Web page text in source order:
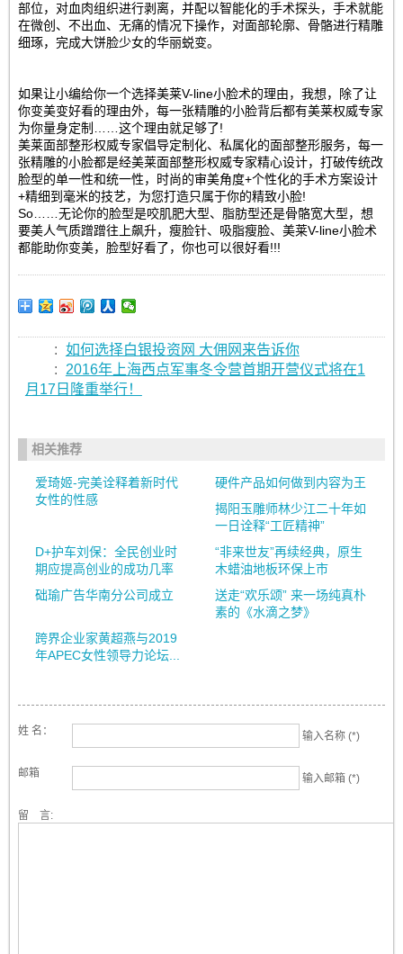
部位，对血肉组织进行剥离，并配以智能化的手术探头，手术就能
在微创、不出血、无痛的情况下操作，对面部轮廓、骨骼进行精雕
细琢，完成大饼脸少女的华丽蜕变。
如果让小编给你一个选择美莱V-line小脸术的理由，我想，除了让
你变美变好看的理由外，每一张精雕的小脸背后都有美莱权威专家
为你量身定制……这个理由就足够了!
美莱面部整形权威专家倡导定制化、私属化的面部整形服务，每一
张精雕的小脸都是经美莱面部整形权威专家精心设计，打破传统改
脸型的单一性和统一性，时尚的审美角度+个性化的手术方案设计
+精细到毫米的技艺，为您打造只属于你的精致小脸!
So……无论你的脸型是咬肌肥大型、脂肪型还是骨骼宽大型，想
要美人气质蹭蹭往上飙升，瘦脸针、吸脂瘦脸、美莱V-line小脸术
都能助你变美，脸型好看了，你也可以很好看!!!
: 如何选择白银投资网 大佣网来告诉你
:
2016年上海西点军事冬令营首期开营仪式将在1
月17日隆重举行！
相关推荐
爱琦姬-完美诠释着新时代
女性的性感
硬件产品如何做到内容为王
揭阳玉雕师林少江二十年如
一日诠释“工匠精神”
D+护车刘保：全民创业时
期应提高创业的成功几率
“非来世友”再续经典，原生
木蜡油地板环保上市
础瑜广告华南分公司成立
送走“欢乐颂” 来一场纯真朴
素的《水滴之梦》
跨界企业家黄超燕与2019
年APEC女性领导力论坛...
姓 名： 输入名称 (*)
邮箱 输入邮箱 (*)
留 言: